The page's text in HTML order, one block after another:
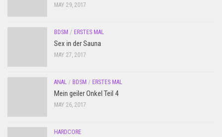
MAY 29, 2017
BDSM / ERSTES MAL
Sex in der Sauna
MAY 27, 2017
ANAL / BDSM / ERSTES MAL
Mein geiler Onkel Teil 4
MAY 26, 2017
HARDCORE